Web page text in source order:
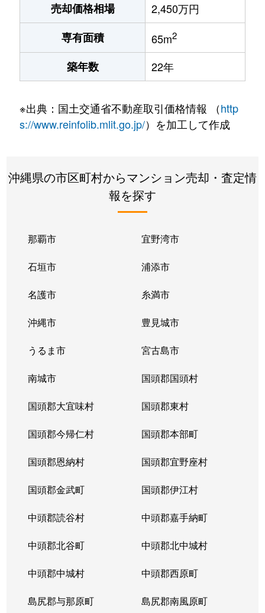
売却価格相場
2,450万円
専有面積
65m2
築年数 22年
※出典：国土交通省不動産取引価格情報 （http
s://www.reinfolib.mlit.go.jp/）を加工して作成
沖縄県の市区町村からマンション売却・査定情
報を探す
那覇市 宜野湾市
石垣市 浦添市
名護市 糸満市
沖縄市 豊見城市
うるま市 宮古島市
南城市 国頭郡国頭村
国頭郡大宜味村 国頭郡東村
国頭郡今帰仁村 国頭郡本部町
国頭郡恩納村 国頭郡宜野座村
国頭郡金武町 国頭郡伊江村
中頭郡読谷村 中頭郡嘉手納町
中頭郡北谷町 中頭郡北中城村
中頭郡中城村 中頭郡西原町
島尻郡与那原町 島尻郡南風原町